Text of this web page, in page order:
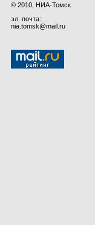
© 2010, НИА-Томск
эл. почта:
nia.tomsk@mail.ru